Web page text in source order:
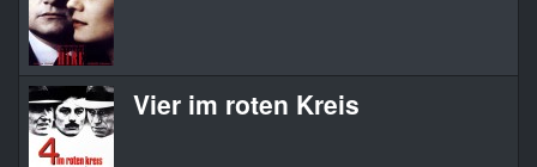
Vier im roten Kreis